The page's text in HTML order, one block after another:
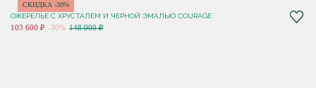
СКИДКА -30%
ОЖЕРЕЛЬЕ С ХРУСТАЛЕМ И ЧЕРНОЙ ЭМАЛЬЮ COURAGE
103 600 ₽ -30% 148 000 ₽